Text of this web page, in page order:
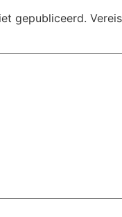
gepubliceerd.